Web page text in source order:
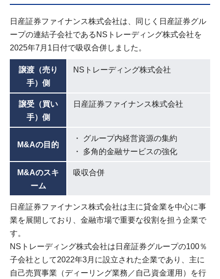
日産証券ファイナンス株式会社は、同じく日産証券グル
ープの連結子会社であるNSトレーディング株式会社を
2025年7月1日付で吸収合併しました。
譲渡（売り
手）側
NSトレーディング株式会社
譲受（買い
手）側
日産証券ファイナンス株式会社
M&Aの目的
グループ内経営資源の集約
多角的金融サービスの強化
M&Aのスキ
ーム
吸収合併
日産証券ファイナンス株式会社は主に貸金業を中心に事
業を展開しており、金融市場で重要な役割を担う企業で
す。
NSトレーディング株式会社は日産証券グループの100％
子会社として2022年3月に設立された企業であり、主に
自己売買事業（ディーリング業務／自己資金運用）を行